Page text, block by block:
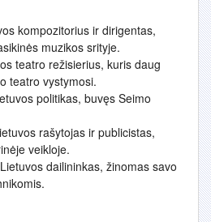
kompozitorius ir dirigentas,
muzikos srityje.
teatro režisierius, kuris daug
teatro vystymosi.
politikas, buvęs Seimo
rašytojas ir publicistas,
veikloje.
dailininkas, žinomas savo